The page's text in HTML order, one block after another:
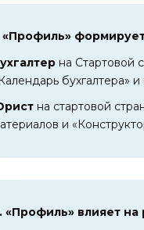
«Профиль»
на Стартовой
бухгалтера»
на стартовой
и
«Профиль» влияет на